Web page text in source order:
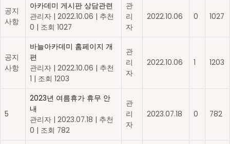
공지
사항
아카데미 게시판 상담관련
관리자 | 2022.10.06 | 추천
0 | 조회 1027
관
리
자
2022.10.06 0 1027
공지
사항
바늘아카데미 홈페이지 개
편
관리자 | 2022.10.06 | 추천
1 | 조회 1203
관
리
자
2022.10.06 1 1203
5
2023년 여름휴가 휴무 안
내
관리자 | 2023.07.18 | 추천
0 | 조회 782
관
리
자
2023.07.18 0 782